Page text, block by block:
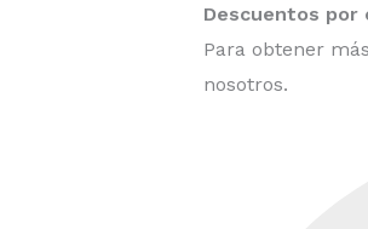
Descuentos por
Para obtener
nosotros.